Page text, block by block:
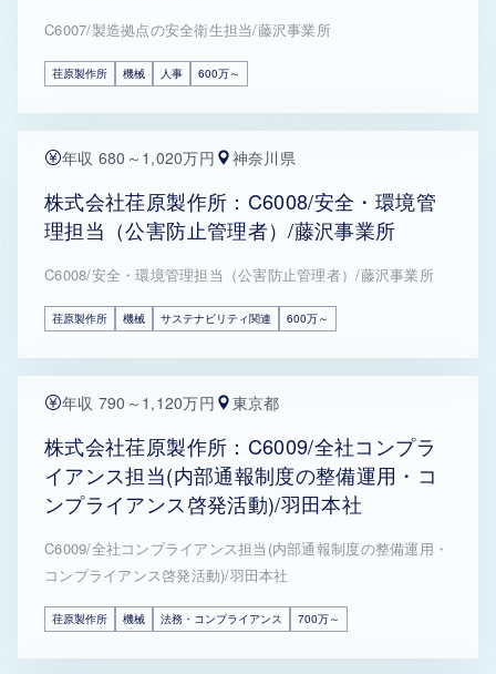
C6007/製造拠点の安全衛生担当/藤沢事業所
荏原製作所 機械 人事 600万～
年収 680～1,020万円 神奈川県
株式会社荏原製作所：C6008/安全・環境管
理担当（公害防止管理者）/藤沢事業所
C6008/安全・環境管理担当（公害防止管理者）/藤沢事業所
荏原製作所 機械 サステナビリティ関連 600万～
年収 790～1,120万円 東京都
株式会社荏原製作所：C6009/全社コンプラ
イアンス担当(内部通報制度の整備運用・コ
ンプライアンス啓発活動)/羽田本社
C6009/全社コンプライアンス担当(内部通報制度の整備運用・
コンプライアンス啓発活動)/羽田本社
荏原製作所 機械 法務・コンプライアンス 700万～